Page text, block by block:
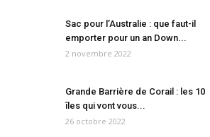
Sac pour l’Australie : que faut-il
emporter pour un an Down...
2 novembre 2022
Grande Barrière de Corail : les 10
îles qui vont vous...
26 octobre 2022